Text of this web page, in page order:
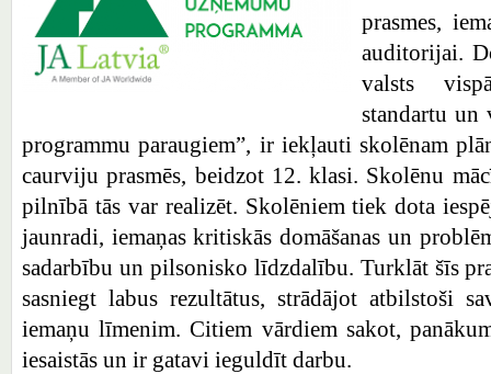
prasmes,
auditorijai.
valsts
standartu un
programmu paraugiem”, ir iekļauti skolēnam
caurviju prasmēs, beidzot 12. klasi. Skolēnu
pilnībā tās var realizēt. Skolēniem tiek dota
jaunradi, iemaņas kritiskās domāšanas un
sadarbību un pilsonisko līdzdalību. Turklāt šīs
sasniegt labus rezultātus, strādājot atbilstoši
iemaņu līmenim. Citiem vārdiem sakot,
iesaistās un ir gatavi ieguldīt darbu.